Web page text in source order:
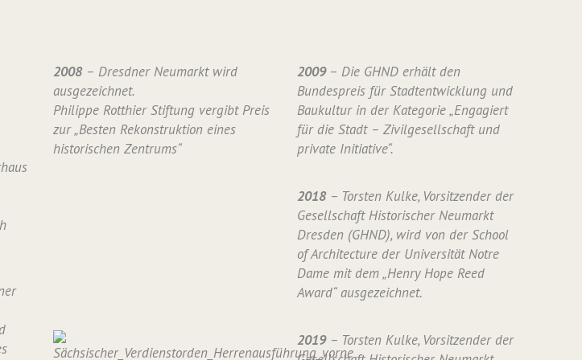
2008– Dresdner Neumarkt wird
ausgezeichnet.
Philippe Rotthier Stiftung vergibt Preis
zur „Besten Rekonstruktion eines
historischen Zentrums“
2009 – Die GHND erhält den
Bundespreis für Stadtentwicklung und
Baukultur in der Kategorie „Engagiert
für die Stadt – Zivilgesellschaft und
private Initiative“.
2018– Torsten Kulke, Vorsitzender der
Gesellschaft Historischer Neumarkt
Dresden (GHND), wird von der School
of Architecture der Universität Notre
Dame mit dem „Henry Hope Reed
Award“ ausgezeichnet.
2019– Torsten Kulke, Vorsitzender der